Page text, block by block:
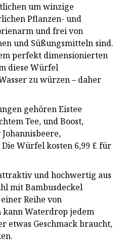
um winzige
Pflanzen- und
und frei von
und Süßungsmitteln sind.
perfekt dimensionierten
diese Würfel
zu würzen – daher
gehören Eistee
Tee, und Boost,
Würfel kosten 6,99 £ für
und hochwertig aus
mit Bambusdeckel
Reihe von
Waterdrop jedem
etwas Geschmack braucht,